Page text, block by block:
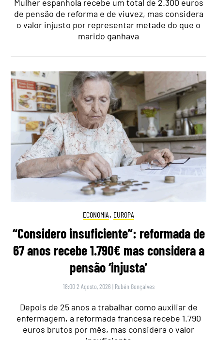
Mulher espanhola recebe um total de 2.300 euros
de pensão de reforma e de viuvez, mas considera
o valor injusto por representar metade do que o
marido ganhava
ECONOMIA , EUROPA
“Considero insuficiente”: reformada de
67 anos recebe 1.790€ mas considera a
pensão ‘injusta’
18:00 2 Agosto, 2026 | Rubén Gonçalves
Depois de 25 anos a trabalhar como auxiliar de
enfermagem, a reformada francesa recebe 1.790
euros brutos por mês, mas considera o valor